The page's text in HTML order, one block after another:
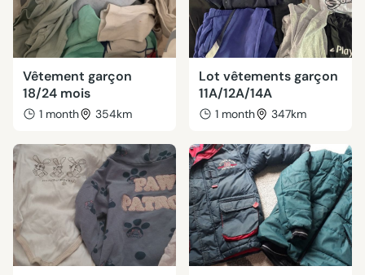
Vêtement garçon
18/24 mois
1 month 354km
Lot vêtements garçon
11A/12A/14A
1 month 347km